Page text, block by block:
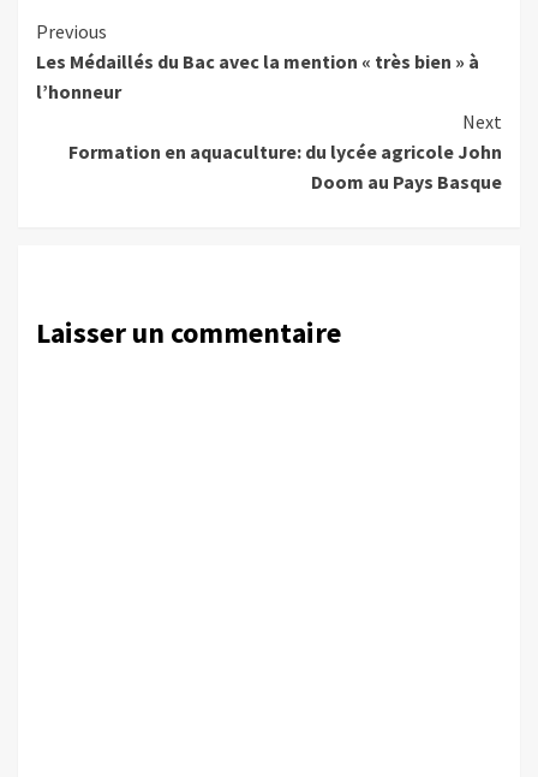
Continue
Reading
Previous
Les Médaillés du Bac avec la mention « très bien » à
l’honneur
Next
Formation en aquaculture: du lycée agricole John
Doom au Pays Basque
Laisser un commentaire